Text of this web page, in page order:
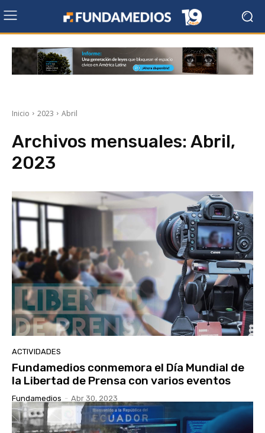
Inicio 2023 Abril
Archivos mensuales: Abril,
2023
ACTIVIDADES
Fundamedios conmemora el Día Mundial de
la Libertad de Prensa con varios eventos
Fundamedios - Abr 30, 2023